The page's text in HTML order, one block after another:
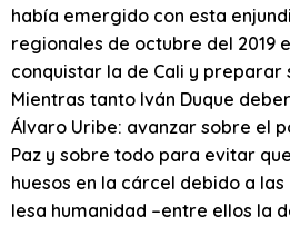
había emergido con esta
regionales de octubre del 2019
conquistar la de Cali y preparar
Mientras tanto Iván Duque
Álvaro Uribe: avanzar sobre el
Paz y sobre todo para evitar
huesos en la cárcel debido a
lesa humanidad –entre ellos la